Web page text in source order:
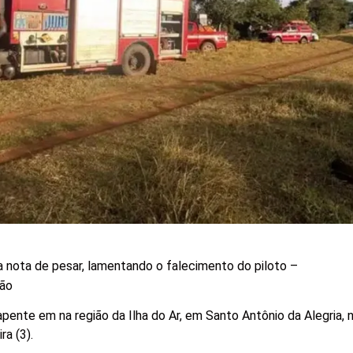
nota de pesar, lamentando o falecimento do piloto –
em na região da Ilha do Ar, em Santo Antônio da Alegria,
(3).